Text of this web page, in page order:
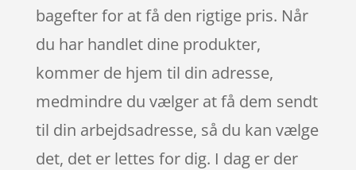
bagefter for at få den rigtige pris. Når
du har handlet dine produkter,
kommer de hjem til din adresse,
medmindre du vælger at få dem sendt
til din arbejdsadresse, så du kan vælge
det, det er lettes for dig. I dag er der